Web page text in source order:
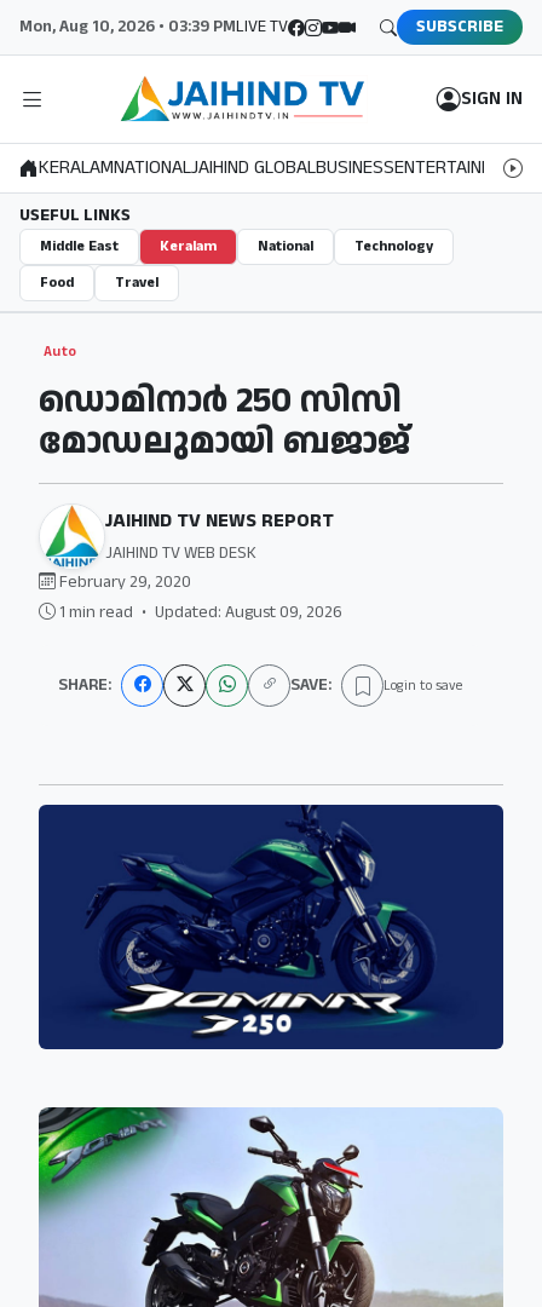
Mon, Aug 10, 2026 • 03:39 PMLIVE TV SUBSCRIBE
SIGN IN
KERALAMNATIONALJAIHIND GLOBALBUSINESSENTERTAINMENT
USEFUL LINKS
Middle East Keralam National
Technology
Food
Travel
Auto
ഡൊമിനാർ 250 സിസി
മോഡലുമായി ബജാജ്
JAIHIND TV NEWS REPORT
JAIHIND TV WEB DESK
February 29, 2020
1 min read • Updated: August 09, 2026
SHARE: SAVE: Login to save